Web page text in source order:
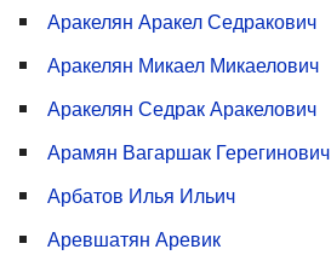
Аракелян Аракел Седракович
Аракелян Микаел Микаелович
Аракелян Седрак Аракелович
Арамян Вагаршак Герегинович
Арбатов Илья Ильич
Аревшатян Аревик